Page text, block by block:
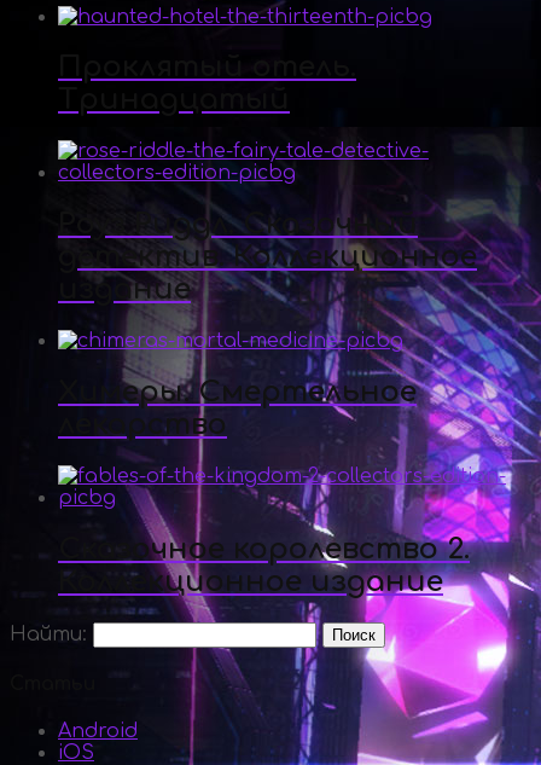
Роуз Риддл. Сказочный
детектив. Коллекционное
издание
Химеры. Смертельное
лекарство
Сказочное королевство 2.
Коллекционное издание
Найти:
Android
iOS